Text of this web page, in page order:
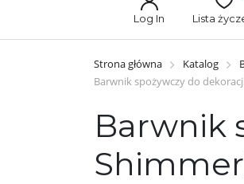
Log In Lista
Strona główna Katalog
Barwnik spożywczy do
Barwnik